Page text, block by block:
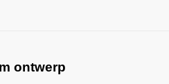
ontwerp